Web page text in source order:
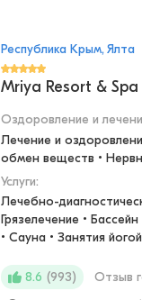
Республика Крым, Ялта
Mriya Resort & Spa
Оздоровление и
Лечение и
обмен веществ •
Услуги:
Лечебно-
Грязелечение •
• Сауна • Занятия
8.6 (993)
Отзыв